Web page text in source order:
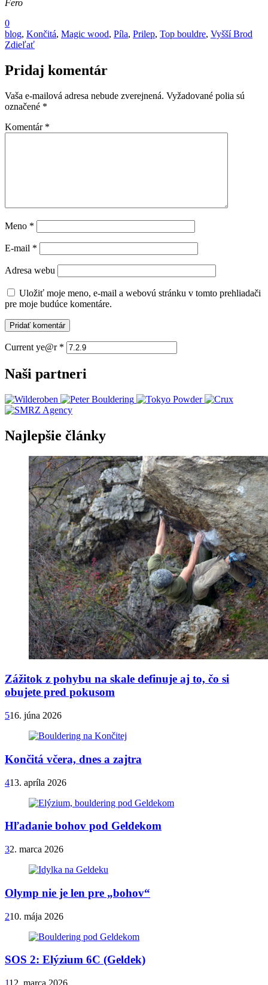
Fero
0
blog, Končitá, Magic wood, Píla, Prilep, Top bouldre, Vyšší Brod
Zdieľať
Pridaj komentár
Vaša e-mailová adresa nebude zverejnená. Vyžadované polia sú
označené *
Komentár *
Meno *
E-mail *
Adresa webu
Uložiť moje meno, e-mail a webovú stránku v tomto prehliadači
pre moje budúce komentáre.
Current ye@r *
Naši partneri
Najlepšie články
Zážitok z pohybu na skale definuje aj to, čo si
obujete pred pokusom
516. júna 2026
Končitá včera, dnes a zajtra
413. apríla 2026
Hľadanie bohov pod Geldekom
32. marca 2026
Olymp nie je len pre „bohov“
210. mája 2026
SOS 2: Elýzium 6C (Geldek)
112. marca 2026